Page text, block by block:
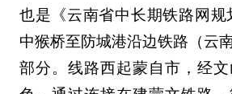
也是《云南省中长期铁路网规
中猴桥至防城港沿边铁路（云
部分。线路西起蒙自市，经